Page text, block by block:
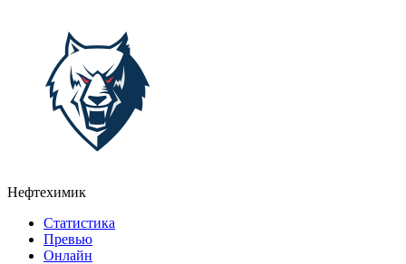
Нефтехимик
Статистика
Превью
Онлайн